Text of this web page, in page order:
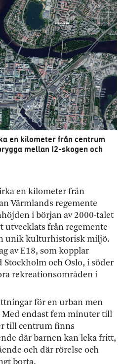
en kilometer från centrum
mellan I2-skogen och
en kilometer från
Värmlands regemente
i början av 2000-talet
utvecklats från regemente
unik kulturhistorisk miljö.
av E18, som kopplar
Stockholm och Oslo, i söder
rekreationsområden i
för en urban men
endast fem minuter till
till centrum finns
där barnen kan leka fritt,
och där rörelse och
borta.